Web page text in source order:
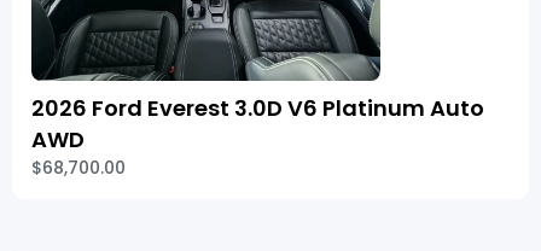
2026 Ford Everest 3.0D V6 Platinum Auto
AWD
$68,700.00